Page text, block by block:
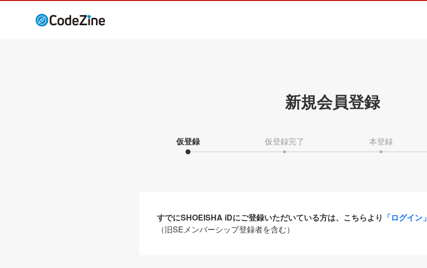
新規会員登録
仮登録 仮登録完了 本登録
すでにSHOEISHA iDにご登録いただいている方は、こちらより 「ログイン」
（旧SEメンバーシップ登録者を含む）